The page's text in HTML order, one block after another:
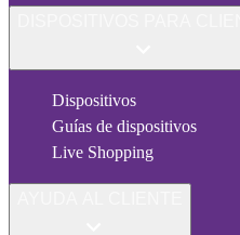
Dispositivos
Guías de dispositivos
Live Shopping